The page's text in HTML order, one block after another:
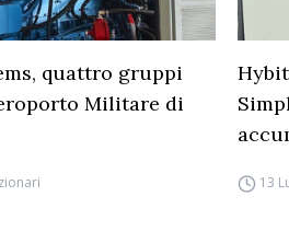
quattro gruppi
Militare di
13